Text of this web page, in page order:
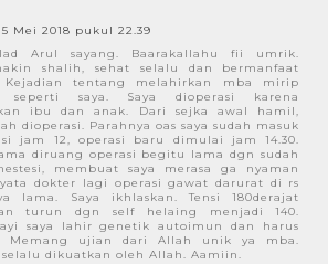
5 Mei 2018 pukul 22.39
Arul sayang. Baarakallahu fii umrik.
shalih, sehat selalu dan bermanfaat
tentang melahirkan mba mirip
seperti saya. Saya dioperasi karena
ibu dan anak. Dari sejka awal hamil,
dioperasi. Parahnya oas saya sudah masuk
jam 12, operasi baru dimulai jam 14.30.
diruang operasi begitu lama dgn sudah
membuat saya merasa ga nyaman
dokter lagi operasi gawat darurat di rs
lama. Saya ikhlaskan. Tensi 180derajat
turun dgn self helaing menjadi 140.
saya lahir genetik autoimun dan harus
Memang ujian dari Allah unik ya mba.
dikuatkan oleh Allah. Aamiin.